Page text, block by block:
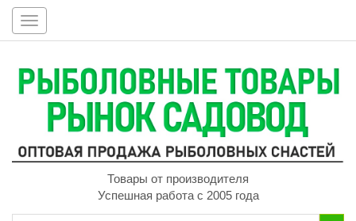
Toggle
navigation
Товары от производителя
Успешная работа с 2005 года